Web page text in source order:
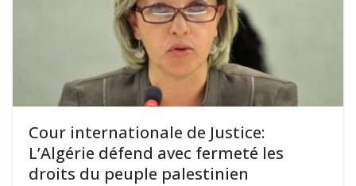
Cour internationale de Justice:
L’Algérie défend avec fermeté les
droits du peuple palestinien